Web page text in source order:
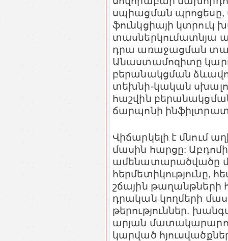
սպիացման
ֆունկցիայի կտրուկ
տասներկումատնյա
դրա առաջացման
Անաստամոզիտը
բերանակցման
տեխնի-կական
հաշվին
ճարպոնի
Վիճարկելի է մնում
մասին հարցը:
ամենատարածվածը
հերմետիկությունը,
շճային թաղանթների
դրական կողմերի
թերություններ.
արյան
կարված